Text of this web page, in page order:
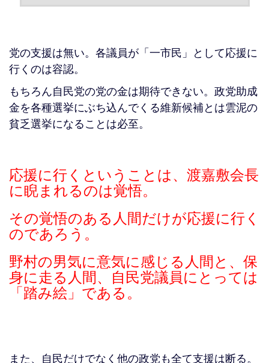
党の支援は無い。各議員が「一市民」として応援に
行くのは容認。
もちろん自民党の党の金は期待できない。政党助成
金を各種選挙にぶち込んでくる維新候補とは雲泥の
貧乏選挙になることは必至。
応援に行くということは、渡嘉敷会長
に睨まれるのは覚悟。
その覚悟のある人間だけが応援に行く
のであろう。
野村の男気に意気に感じる人間と、保
身に走る人間、自民党議員にとっては
「踏み絵」である。
また、自民だけでなく他の政党も全て支援は断る。